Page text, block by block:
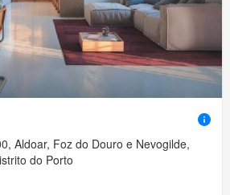
Aldoar, Foz do Douro e Nevogilde,
do Porto